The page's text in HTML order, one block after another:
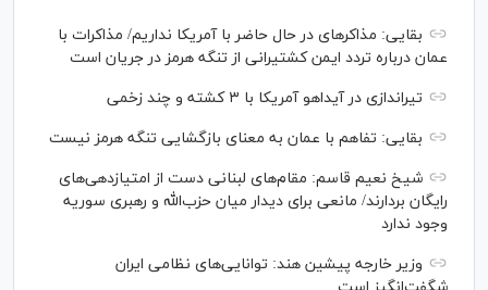
بقایی: مذاکره‎ای در حال حاضر با آمریکا نداریم/ مذاکرات با
عمان درباره تردد ایمن کشتیرانی از تنگه هرمز در جریان است
تیراندازی در آیداهو آمریکا با ۳ کشته و چند زخمی
بقایی: تفاهم با عمان به معنای بازگشایی تنگه هرمز نیست
شیخ نعیم قاسم: مقام‌های لبنانی دست از امتیازدهی‌های
رایگان بردارند/ مانعی برای دیدار میان حزب‌الله و رهبری سوریه
وجود ندارد
وزیر خارجه پیشین هند: توانایی‌های نظامی ایران